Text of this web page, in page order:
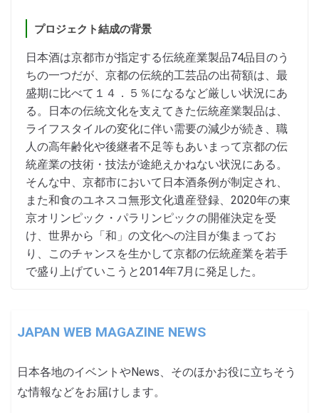
プロジェクト結成の背景
日本酒は京都市が指定する伝統産業製品74品目のう
ちの一つだが、京都の伝統的工芸品の出荷額は、最
盛期に比べて１４．５％になるなど厳しい状況にあ
る。日本の伝統文化を支えてきた伝統産業製品は、
ライフスタイルの変化に伴い需要の減少が続き、職
人の高年齢化や後継者不足等もあいまって京都の伝
統産業の技術・技法が途絶えかねない状況にある。
そんな中、京都市において日本酒条例が制定され、
また和食のユネスコ無形文化遺産登録、2020年の東
京オリンピック・パラリンピックの開催決定を受
け、世界から「和」の文化への注目が集まってお
り、このチャンスを生かして京都の伝統産業を若手
で盛り上げていこうと2014年7月に発足した。
JAPAN WEB MAGAZINE NEWS
日本各地のイベントやNews、そのほかお役に立ちそう
な情報などをお届けします。